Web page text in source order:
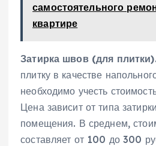
самостоятельного
квартире
Затирка швов (для
плитку в качестве
необходимо учесть
Цена зависит от типа
помещения. В среднем‚
составляет от 100 до 300